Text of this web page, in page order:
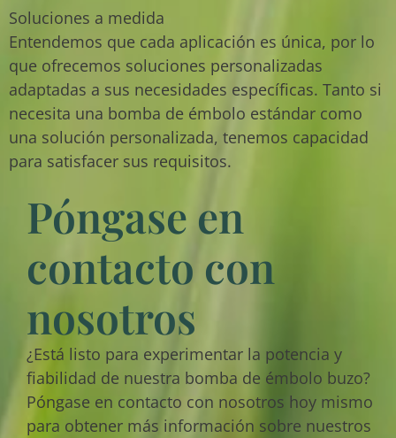
Soluciones a medida
Entendemos que cada aplicación es única, por lo
que ofrecemos soluciones personalizadas
adaptadas a sus necesidades específicas. Tanto si
necesita una bomba de émbolo estándar como
una solución personalizada, tenemos capacidad
para satisfacer sus requisitos.
Póngase en
contacto con
nosotros
¿Está listo para experimentar la potencia y
fiabilidad de nuestra bomba de émbolo buzo?
Póngase en contacto con nosotros hoy mismo
para obtener más información sobre nuestros